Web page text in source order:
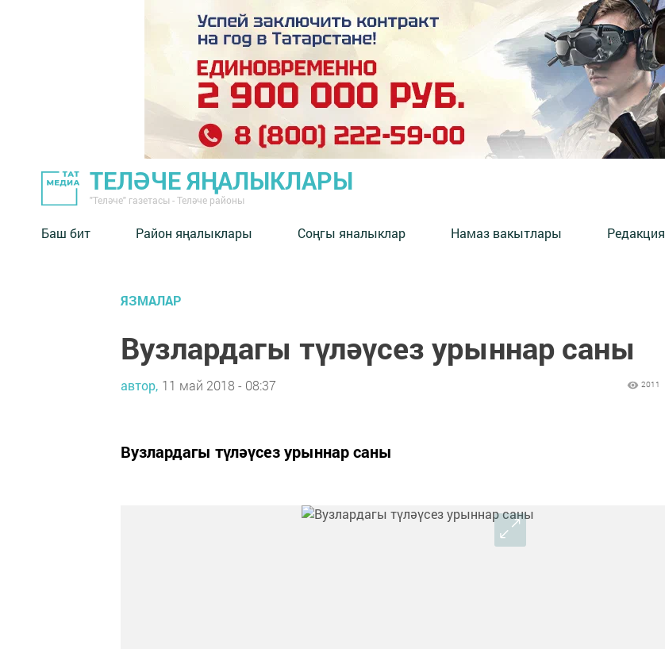
ТЕЛӘЧЕ ЯҢАЛЫКЛАРЫ
"Теләче" газетасы - Теләче районы
Баш бит Район яңалыклары Соңгы яналыклар Намаз вакытлары Редакция
ЯЗМАЛАР
Вузлардагы түләүсез урыннар саны
автор, 11 май 2018 - 08:37 2011
Вузлардагы түләүсез урыннар саны